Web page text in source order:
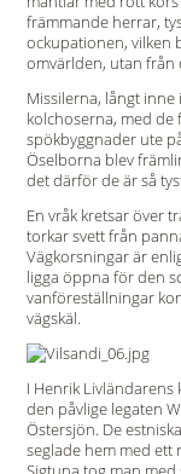
främmande herrar,
ockupationen, vilken
omvärlden, utan från
Missilerna, långt
kolchoserna, med de
spökbyggnader ute
Öselborna blev
det därför de är så
En vråk kretsar över
torkar svett från
Vägkorsningar är
ligga öppna för den
vanföreställningar
vägskäl.
I Henrik
den påvlige legaten
Östersjön. De
seglade hem med ett